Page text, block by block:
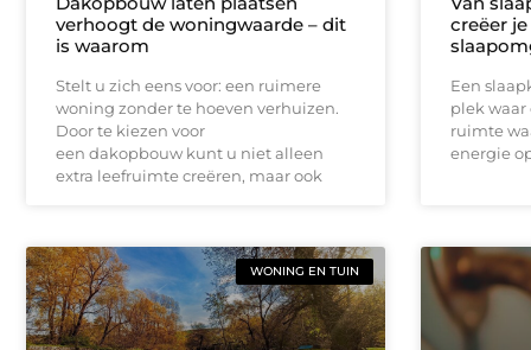
verhoogt de woningwaarde – dit
is waarom
Stelt u zich eens voor: een ruimere
woning zonder te hoeven verhuizen.
Door te kiezen voor
een dakopbouw kunt u niet alleen
extra leefruimte creëren, maar ook
creëer
Een
plek waar
ruimte
energie
WONING EN TUIN